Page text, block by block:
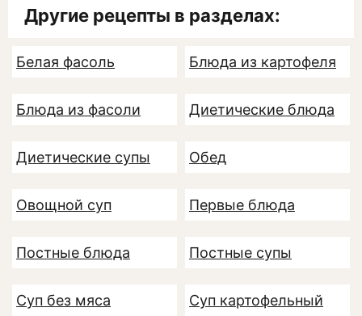
Другие рецепты в разделах:
Белая фасоль Блюда из картофеля
Блюда из фасоли Диетические блюда
Диетические супы Обед
Овощной суп Первые блюда
Постные блюда Постные супы
Суп без мяса Суп картофельный